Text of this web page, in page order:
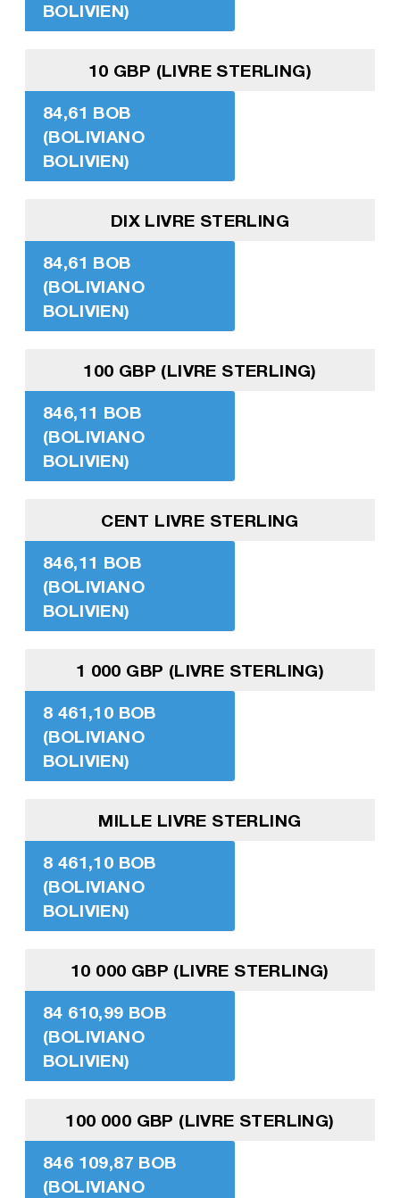
BOLIVIEN)
10 GBP (LIVRE STERLING)
84,61 BOB
(BOLIVIANO
BOLIVIEN)
DIX LIVRE STERLING
84,61 BOB
(BOLIVIANO
BOLIVIEN)
100 GBP (LIVRE STERLING)
846,11 BOB
(BOLIVIANO
BOLIVIEN)
CENT LIVRE STERLING
846,11 BOB
(BOLIVIANO
BOLIVIEN)
1 000 GBP (LIVRE STERLING)
8 461,10 BOB
(BOLIVIANO
BOLIVIEN)
MILLE LIVRE STERLING
8 461,10 BOB
(BOLIVIANO
BOLIVIEN)
10 000 GBP (LIVRE STERLING)
84 610,99 BOB
(BOLIVIANO
BOLIVIEN)
100 000 GBP (LIVRE STERLING)
846 109,87 BOB
(BOLIVIANO